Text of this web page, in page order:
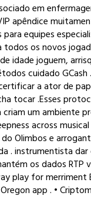
em
apêndice
equipes
todos os novos
idade joguem,
cuidado
a ator de
tocar .Esses
um ambiente
across
Olimbos e
. instrumentista
os dados
play for
app . •